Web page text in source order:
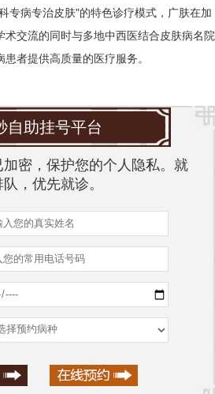
专病专治皮肤"的特色诊疗模式，广肤在加
术交流的同时与多地中西医结合皮肤病名院
者提供高质量的医疗服务。
自助挂号平台
加密，保护您的个人隐私。就
，优先就诊。